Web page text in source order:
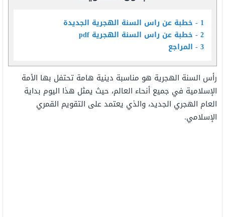
1
خطبة عن راس السنة الهجرية الجديدة
2 خطبة عن راس السنة الهجرية pdf
3 المراجع
رأس السنة الهجرية هو مناسبة دينية هامة تحتفل بها الأمة
الإسلامية في جميع أنحاء العالم، حيث يمثل هذا اليوم بداية
العام الهجري الجديد، والذي يعتمد على التقويم القمري
الإسلامي.